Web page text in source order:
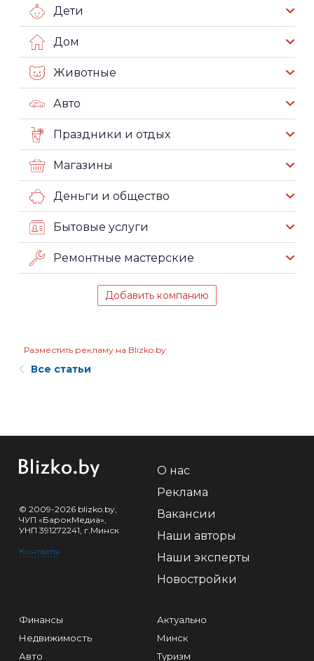
Дети
Дом
Животные
Авто
Праздники и отдых
Магазины
Деньги и общество
Бытовые услуги
Ремонтные мастерские
Добавить компанию
Разместить рекламу на Blizko.by
Все статьи
© 2009-2026 blizko.by,
ЧУП «БарокМедиа»,
УНП 391272241, г.Минск
Контакты
О нас
Реклама
Вакансии
Наши авторы
Наши эксперты
Новостройки
Финансы
Недвижимость
Авто
Актуально
Минск
Туризм